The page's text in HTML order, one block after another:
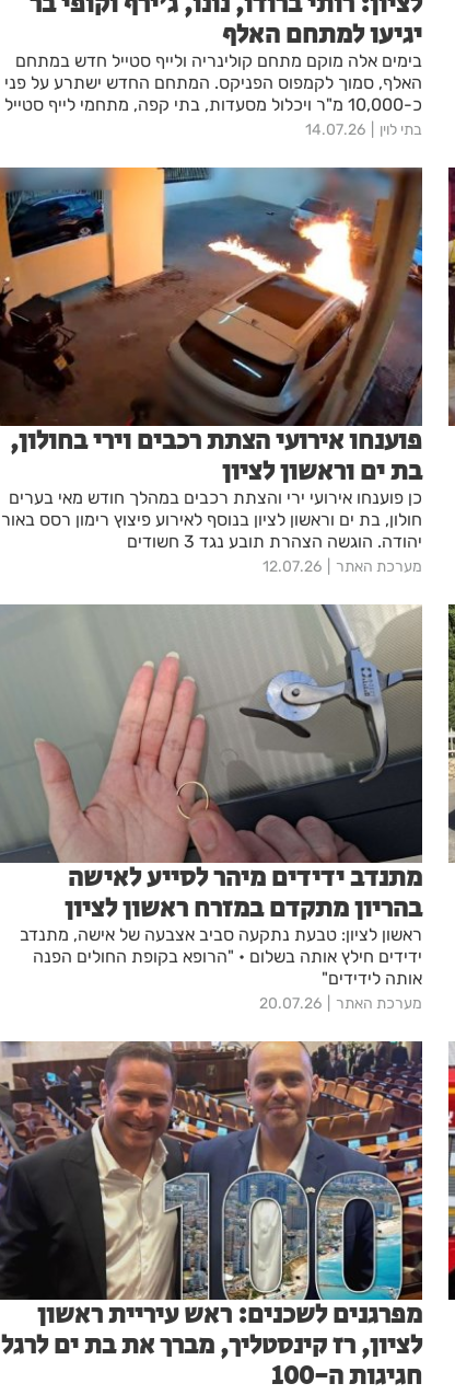
יגיעו למתחם האלף
בימים אלה מוקם מתחם קולינריה ולייף סטייל חדש במתחם
האלף, סמוך לקמפוס הפניקס. המתחם החדש ישתרע על פני
כ-10,000 מ"ר ויכלול מסעדות, בתי קפה, מתחמי לייף סטייל
ואופנה.
בתי לוין 14.07.26
פוענחו אירועי הצתת רכבים וירי בחולון,
בת ים וראשון לציון
כן פוענחו אירועי ירי והצתת רכבים במהלך חודש מאי בערים
חולון, בת ים וראשון לציון בנוסף לאירוע פיצוץ רימון רסס באור
יהודה. הוגשה הצהרת תובע נגד 3 חשודים
מערכת האתר 12.07.26
מתנדב ידידים מיהר לסייע לאישה
בהריון מתקדם במזרח ראשון לציון
ראשון לציון: טבעת נתקעה סביב אצבעה של אישה, מתנדב
ידידים חילץ אותה בשלום • "הרופא בקופת החולים הפנה
אותה לידידים"
מערכת האתר 20.07.26
מפרגנים לשכנים: ראש עיריית ראשון
לציון, רז קינסטליך, מברך את בת ים לרגל
חגיגות ה-100